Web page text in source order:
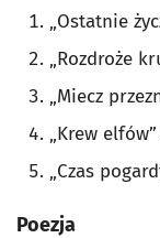
„Ostatnie
„Rozdroże
„Miecz
„Krew
„Czas
Poezja